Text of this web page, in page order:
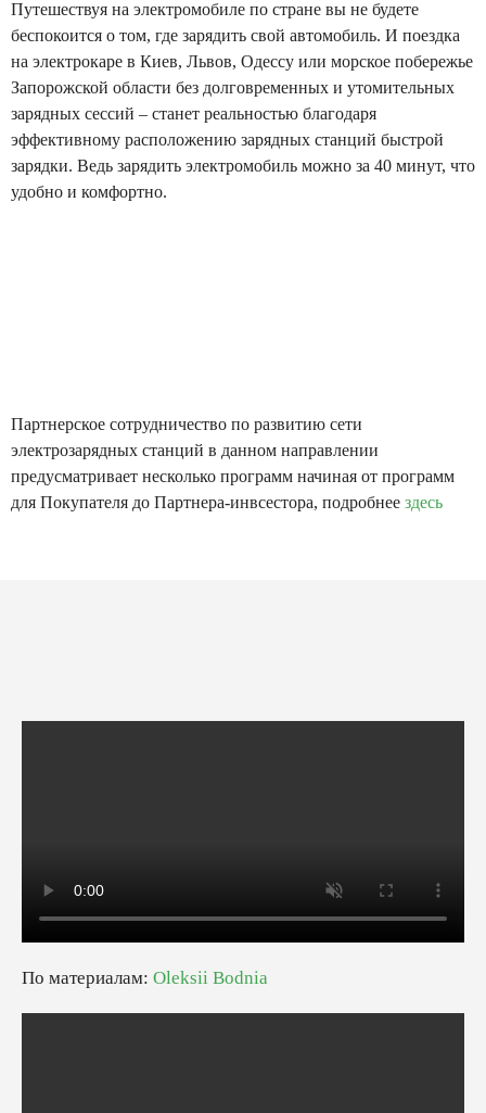
Путешествуя на электромобиле по стране вы не будете
беспокоится о том, где зарядить свой автомобиль. И поездка
на электрокаре в Киев, Львов, Одессу или морское побережье
Запорожской области без долговременных и утомительных
зарядных сессий – станет реальностью благодаря
эффективному расположению зарядных станций быстрой
зарядки. Ведь зарядить электромобиль можно за 40 минут, что
удобно и комфортно.
Партнерское сотрудничество по развитию сети
электрозарядных станций в данном направлении
предусматривает несколько программ начиная от программ
для Покупателя до Партнера-инвсестора, подробнее здесь
По материалам: Oleksii Bodnia